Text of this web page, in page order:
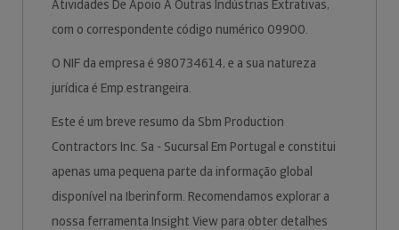
Atividades De Apoio A Outras Indústrias Extrativas,
com o correspondente código numérico 09900.
O NIF da empresa é 980734614, e a sua natureza
jurídica é Emp.estrangeira.
Este é um breve resumo da Sbm Production
Contractors Inc. Sa - Sucursal Em Portugal e constitui
apenas uma pequena parte da informação global
disponível na Iberinform. Recomendamos explorar a
nossa ferramenta Insight View para obter detalhes